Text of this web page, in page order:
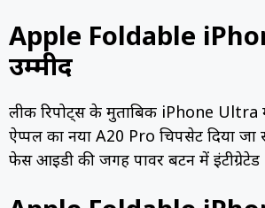
Apple Foldable
उम्मीद
लीक रिपोर्ट्स के मुताबिक iPhone
ऐप्पल का नया A20 Pro चिपसेट दिया जा
फेस आईडी की जगह पावर बटन में